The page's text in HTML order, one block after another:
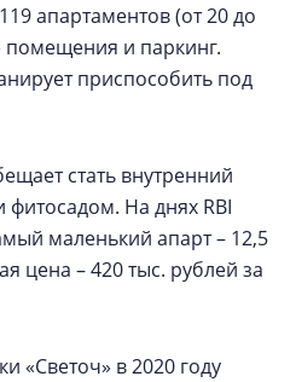
апартаментов (от 20 до
и паркинг.
приспособить под
стать внутренний
На днях RBI
маленький апарт – 12,5
цена – 420 тыс. рублей за
«Светоч» в 2020 году